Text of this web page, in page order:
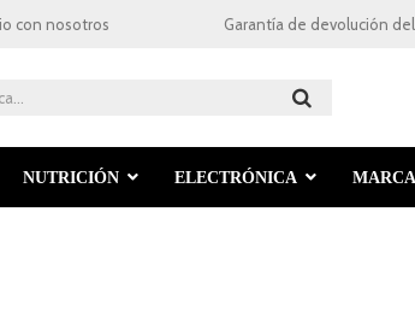
con nosotros Garantía de devolución
NUTRICIÓN ELECTRÓNICA